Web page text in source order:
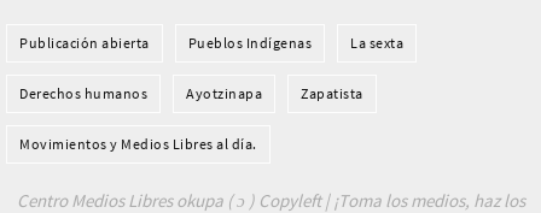
Publicación abierta Pueblos Indí­genas La sexta
Derechos humanos Ayotzinapa Zapatista
Movimientos y Medios Libres al día.
Centro Medios Libres okupa ( ɔ ) Copyleft | ¡Toma los medios, haz los